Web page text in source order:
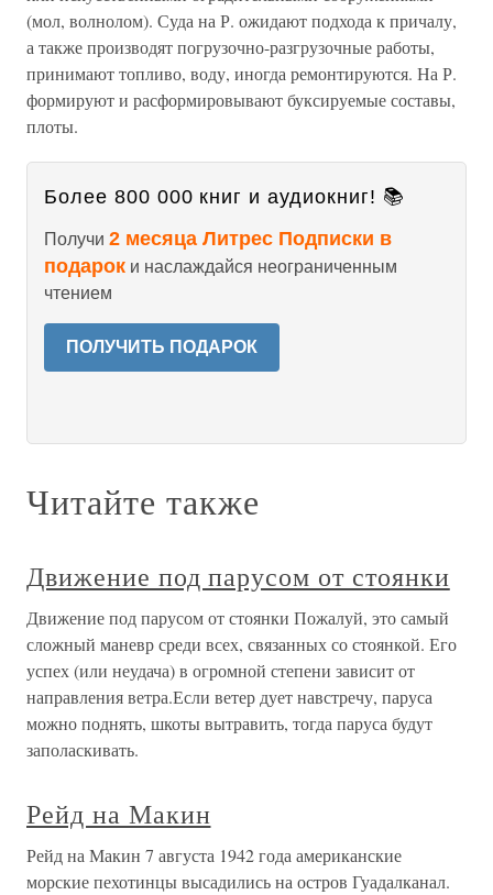
(мол, волнолом). Суда на Р. ожидают подхода к причалу,
а также производят погрузочно-разгрузочные работы,
принимают топливо, воду, иногда ремонтируются. На Р.
формируют и расформировывают буксируемые составы,
плоты.
Более 800 000 книг и аудиокниг! 📚
Получи 2 месяца Литрес Подписки в
подарок и наслаждайся неограниченным
чтением
ПОЛУЧИТЬ ПОДАРОК
Читайте также
Движение под парусом от стоянки
Движение под парусом от стоянки Пожалуй, это самый
сложный маневр среди всех, связанных со стоянкой. Его
успех (или неудача) в огромной степени зависит от
направления ветра.Если ветер дует навстречу, паруса
можно поднять, шкоты вытравить, тогда паруса будут
заполаскивать.
Рейд на Макин
Рейд на Макин 7 августа 1942 года американские
морские пехотинцы высадились на остров Гуадалканал.